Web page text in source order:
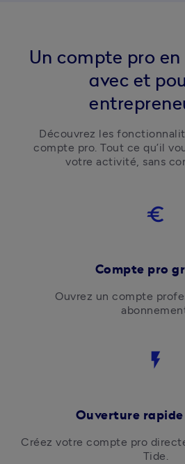
Un compte pro
avec et
Découvrez les
compte pro. Tout ce qu’il
votre activité, sans
euro
Compte pro
Ouvrez un compte
flash_on
Ouverture
Créez votre compte pro
Tide.